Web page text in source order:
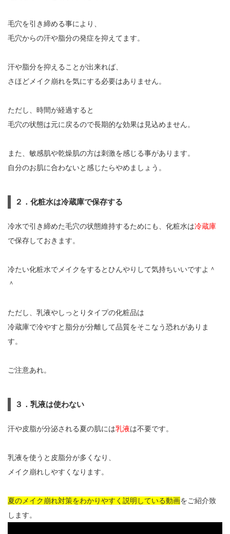
毛穴を引き締める事により、
毛穴からの汗や脂分の発症を抑えてます。
汗や脂分を抑えることが出来れば、
さほどメイク崩れを気にする必要はありません。
ただし、時間が経過すると
毛穴の状態は元に戻るので長期的な効果は見込めません。
また、敏感肌や乾燥肌の方は刺激を感じる事があります。
自分のお肌に合わないと感じたらやめましょう。
２．化粧水は冷蔵庫で保存する
冷水で引き締めた毛穴の状態維持するためにも、化粧水は冷蔵庫
で保存しておきます。
冷たい化粧水でメイクをするとひんやりして気持ちいいですよ＾
＾
ただし、乳液やしっとりタイプの化粧品は
冷蔵庫で冷やすと脂分が分離して品質をそこなう恐れがありま
す。
ご注意あれ。
３．乳液は使わない
汗や皮脂が分泌される夏の肌には乳液は不要です。
乳液を使うと皮脂分が多くなり、
メイク崩れしやすくなります。
夏のメイク崩れ対策をわかりやすく説明している動画をご紹介致
します。